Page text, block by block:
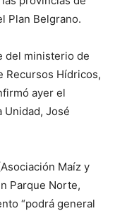
Plan Belgrano.
del ministerio de
Recursos Hídricos,
ayer el
José
Maíz y
Parque Norte,
“podrá general